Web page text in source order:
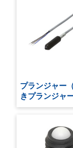
プランジャー
きプランジャー